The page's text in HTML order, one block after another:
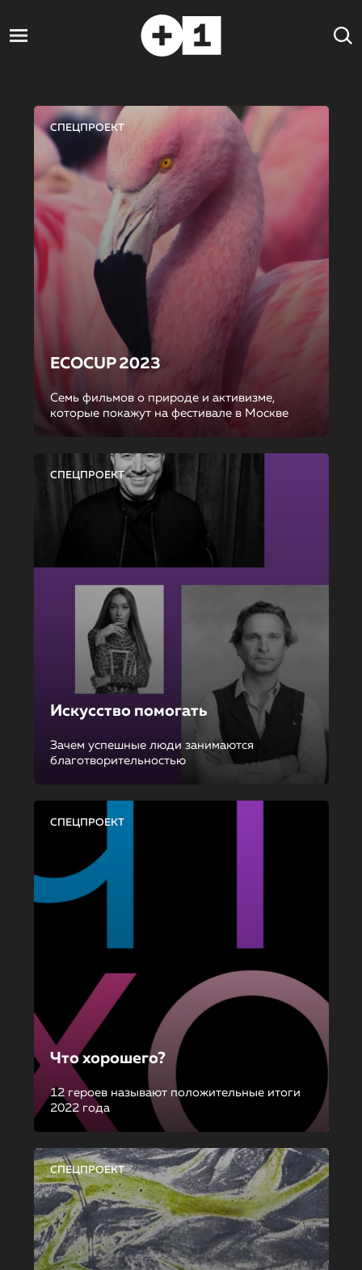
СПЕЦПРОЕКТ
ECOCUP 2023
Семь фильмов о природе и активизме,
которые покажут на фестивале в Москве
СПЕЦПРОЕКТ
Искусство помогать
Зачем успешные люди занимаются
благотворительностью
СПЕЦПРОЕКТ
Что хорошего?
12 героев называют положительные итоги
2022 года
СПЕЦПРОЕКТ